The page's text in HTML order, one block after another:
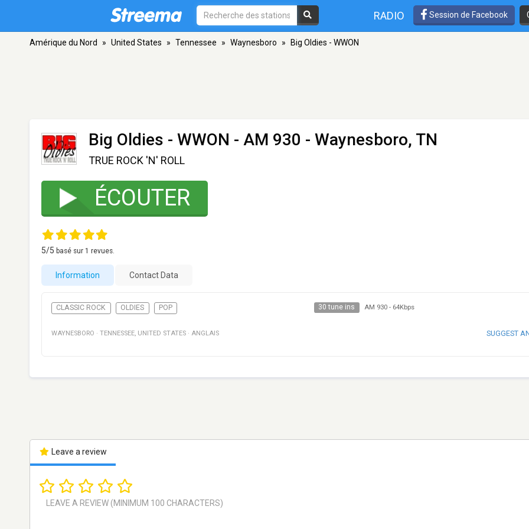
RADIO Session de Facebook
Amérique du Nord » United States » Tennessee » Waynesboro » Big Oldies - WWON
Big Oldies - WWON - AM 930 - Waynesboro, TN
TRUE ROCK 'N' ROLL
ÉCOUTER
5/5 basé sur 1 revues.
Information Contact Data
CLASSIC ROCK OLDIES POP 30 tune ins AM 930- 64Kbps
WAYNESBORO · TENNESSEE, UNITED STATES · ANGLAIS SUGGEST
Leave a review